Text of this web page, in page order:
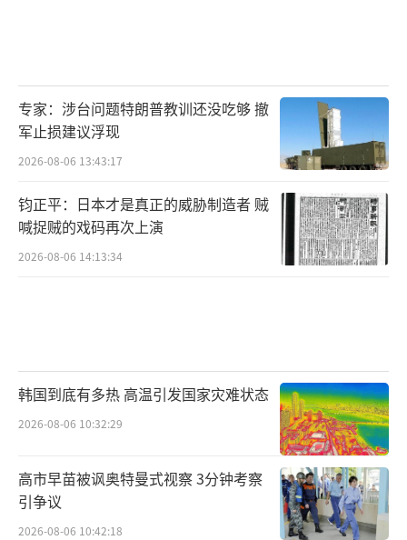
专家：涉台问题特朗普教训还没吃够 撤
军止损建议浮现
2026-08-06 13:43:17
钧正平：日本才是真正的威胁制造者 贼
喊捉贼的戏码再次上演
2026-08-06 14:13:34
韩国到底有多热 高温引发国家灾难状态
2026-08-06 10:32:29
高市早苗被讽奥特曼式视察 3分钟考察
引争议
2026-08-06 10:42:18